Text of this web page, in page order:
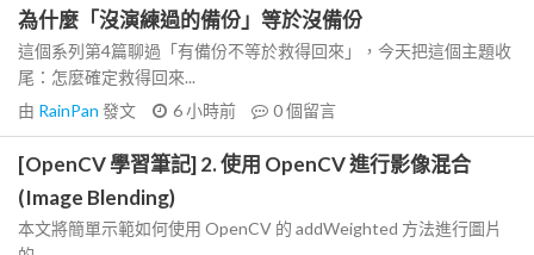
為什麼「沒演練過的備份」等於沒備份
這個系列第4篇聊過「有備份不等於救得回來」，今天把這個主題收
尾：怎麼確定救得回來...
由 RainPan 發文 6 小時前 0個留言
[OpenCV 學習筆記] 2. 使用 OpenCV 進行影像混合
(Image Blending)
本文將簡單示範如何使用 OpenCV 的 addWeighted 方法進行圖片